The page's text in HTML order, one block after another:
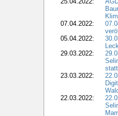
07.04.2022:
05.04.2022:
29.03.2022:
23.03.2022:
22.03.2022: